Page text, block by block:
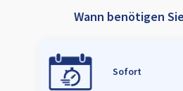
Wann benötigen
Sofort